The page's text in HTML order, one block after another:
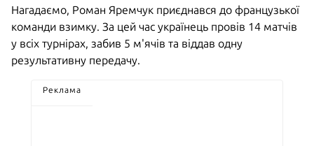
Нагадаємо, Роман Яремчук приєднався до французької
команди взимку. За цей час українець провів 14 матчів
у всіх турнірах, забив 5 м'ячів та віддав одну
результативну передачу.
Реклама